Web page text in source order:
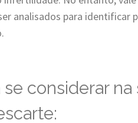
analisados para identificar
considerar na